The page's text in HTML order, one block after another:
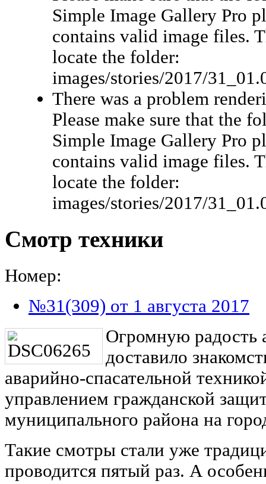
Simple Image Gallery Pro
contains valid image files.
locate the folder:
images/stories/2017/
There was a problem
Please make sure that the
Simple Image Gallery Pro
contains valid image files.
locate the folder:
images/stories/2017/
Смотр техники
Номер:
№31(309) от 1 августа 2017
Огромную радость
доставило
аварийно-спасательной
управлением гражданской
муниципального района на
Такие смотры стали уже
проводится пятый раз. А